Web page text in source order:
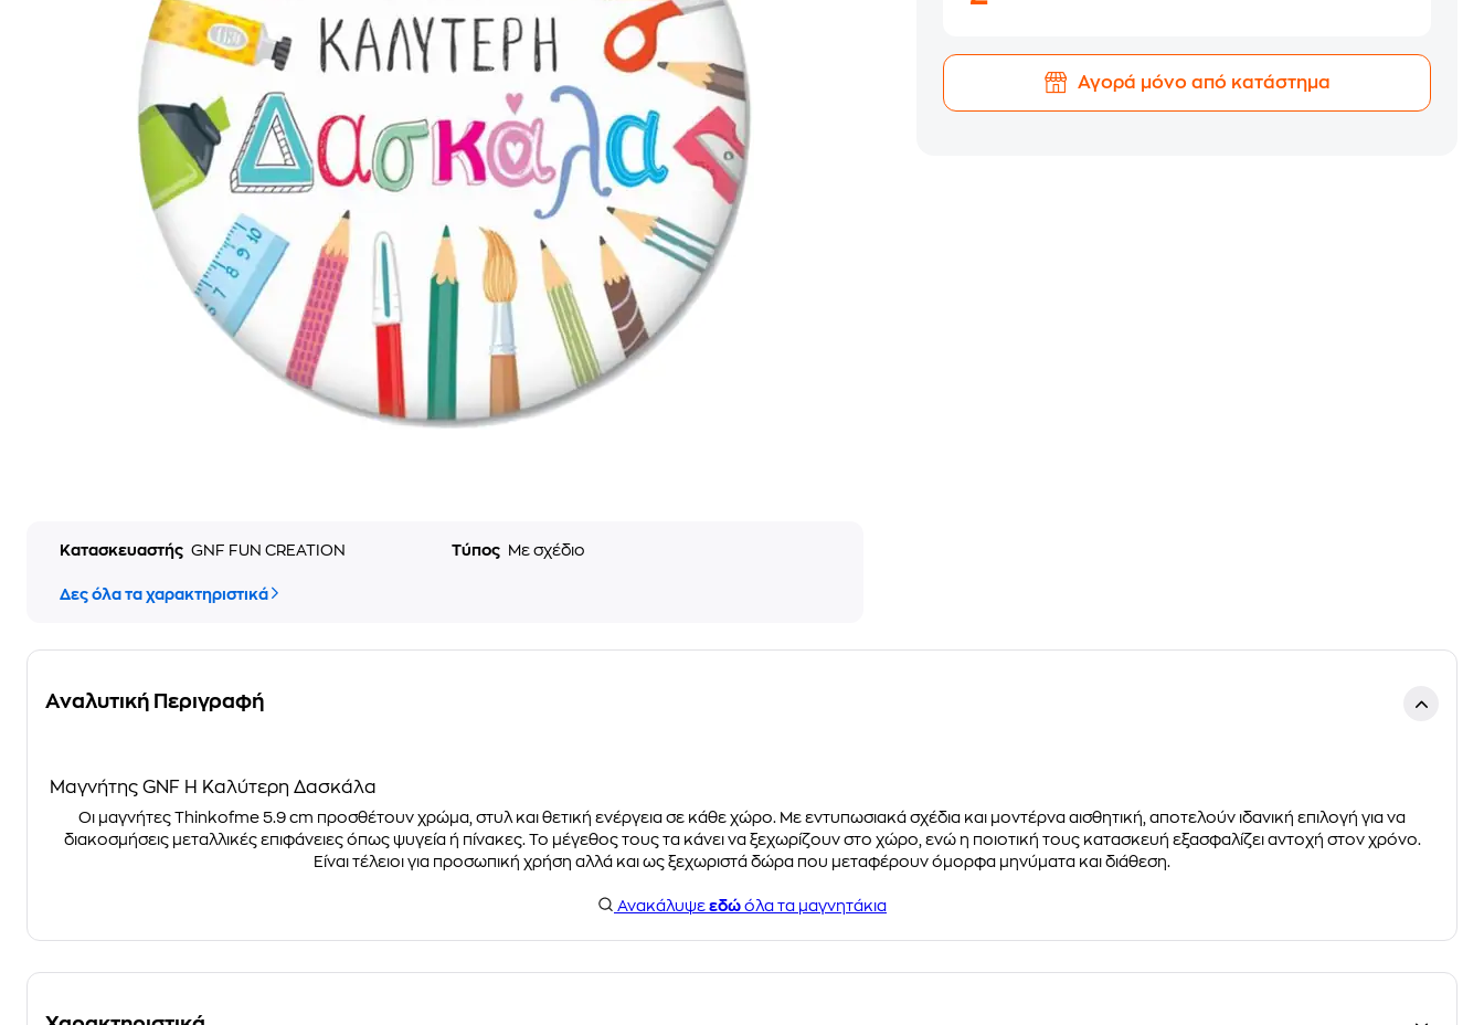
Κατασκευαστής GNF FUN CREATION Τύπος Με σχέδιο
Δες όλα τα χαρακτηριστικά
Αγορά μόνο από κατάστημα
Αναλυτική Περιγραφή
Μαγνήτης GNF Η Καλύτερη Δασκάλα
Οι μαγνήτες Thinkofme 5.9 cm προσθέτουν χρώμα, στυλ και θετική ενέργεια σε κάθε χώρο. Με εντυπωσιακά σχέδια και μοντέρνα αισθητική, αποτελούν ιδανική επιλογή για να
διακοσμήσεις μεταλλικές επιφάνειες όπως ψυγεία ή πίνακες. Το μέγεθος τους τα κάνει να ξεχωρίζουν στο χώρο, ενώ η ποιοτική τους κατασκευή εξασφαλίζει αντοχή στον χρόνο.
Είναι τέλειοι για προσωπική χρήση αλλά και ως ξεχωριστά δώρα που μεταφέρουν όμορφα μηνύματα και διάθεση.
Ανακάλυψε εδώ όλα τα μαγνητάκια